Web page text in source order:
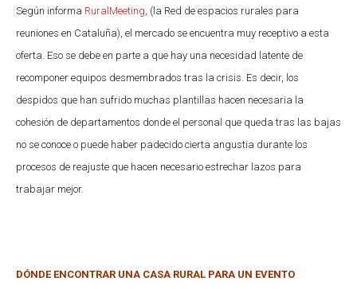
Según informa RuralMeeting , (la Red de espacios rurales para
reuniones en Cataluña), el mercado se encuentra muy receptivo a esta
oferta. Eso se debe en parte a que hay una necesidad latente de
recomponer equipos desmembrados tras la crisis. Es decir, los
despidos que han sufrido muchas plantillas hacen necesaria la
cohesión de departamentos donde el personal que queda tras las bajas
no se conoce o puede haber padecido cierta angustia durante los
procesos de reajuste que hacen necesario estrechar lazos para
trabajar mejor.
DÓNDE ENCONTRAR UNA CASA RURAL PARA UN EVENTO